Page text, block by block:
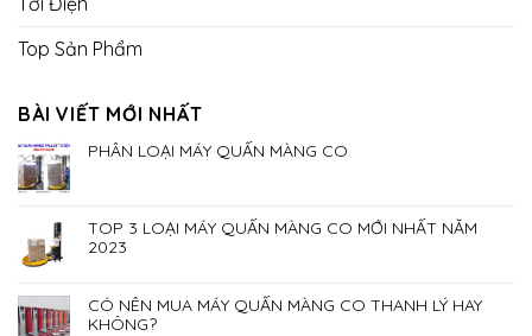
Top Sản Phẩm
BÀI VIẾT MỚI NHẤT
PHÂN LOẠI MÁY QUẤN MÀNG CO
TOP 3 LOẠI MÁY QUẤN MÀNG CO MỚI NHẤT NĂM
2023
CÓ NÊN MUA MÁY QUẤN MÀNG CO THANH LÝ HAY
KHÔNG?